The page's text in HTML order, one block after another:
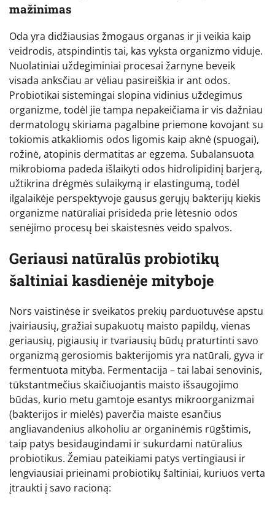
mažinimas
Oda yra didžiausias žmogaus organas ir ji veikia kaip
veidrodis, atspindintis tai, kas vyksta organizmo viduje.
Nuolatiniai uždegiminiai procesai žarnyne beveik
visada anksčiau ar vėliau pasireiškia ir ant odos.
Probiotikai sistemingai slopina vidinius uždegimus
organizme, todėl jie tampa nepakeičiama ir vis dažniau
dermatologų skiriama pagalbine priemone kovojant su
tokiomis atkakliomis odos ligomis kaip aknė (spuogai),
rožinė, atopinis dermatitas ar egzema. Subalansuota
mikrobioma padeda išlaikyti odos hidrolipidinį barjerą,
užtikrina drėgmės sulaikymą ir elastingumą, todėl
ilgalaikėje perspektyvoje gausus gerųjų bakterijų kiekis
organizme natūraliai prisideda prie lėtesnio odos
senėjimo procesų bei skaistesnės veido spalvos.
Geriausi natūralūs probiotikų
šaltiniai kasdienėje mityboje
Nors vaistinėse ir sveikatos prekių parduotuvėse apstu
įvairiausių, gražiai supakuotų maisto papildų, vienas
geriausių, pigiausių ir tvariausių būdų praturtinti savo
organizmą gerosiomis bakterijomis yra natūrali, gyva ir
fermentuota mityba. Fermentacija – tai labai senovinis,
tūkstantmečius skaičiuojantis maisto išsaugojimo
būdas, kurio metu gamtoje esantys mikroorganizmai
(bakterijos ir mielės) paverčia maiste esančius
angliavandenius alkoholiu ar organinėmis rūgštimis,
taip patys besidaugindami ir sukurdami natūralius
probiotikus. Žemiau pateikiami patys vertingiausi ir
lengviausiai prieinami probiotikų šaltiniai, kuriuos verta
įtraukti į savo racioną: